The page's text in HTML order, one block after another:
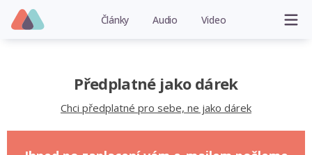
Články Audio Video
Předplatné jako dárek
Chci předplatné pro sebe, ne jako dárek